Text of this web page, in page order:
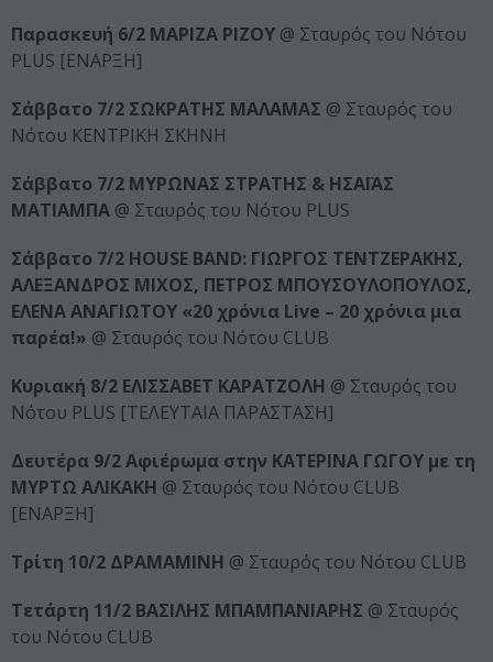
Παρασκευή 6/2 ΜΑΡΙΖΑ ΡΙΖΟΥ @ Σταυρός του Νότου
PLUS [ΕΝΑΡΞΗ]
Σάββατο 7/2 ΣΩΚΡΑΤΗΣ ΜΑΛΑΜΑΣ @ Σταυρός του
Νότου ΚΕΝΤΡΙΚΗ ΣΚΗΝΗ
Σάββατο 7/2 ΜΥΡΩΝΑΣ ΣΤΡΑΤΗΣ & ΗΣΑΪΑΣ
ΜΑΤΙΑΜΠΑ @ Σταυρός του Νότου PLUS
Σάββατο 7/2 HOUSE BAND: ΓΙΩΡΓΟΣ ΤΕΝΤΖΕΡΑΚΗΣ,
ΑΛΕΞΑΝΔΡΟΣ ΜΙΧΟΣ, ΠΕΤΡΟΣ ΜΠΟΥΣΟΥΛΟΠΟΥΛΟΣ,
ΕΛΕΝΑ ΑΝΑΓΙΩΤΟΥ «20 χρόνια Live – 20 χρόνια μια
παρέα!» @ Σταυρός του Νότου CLUB
Κυριακή 8/2 ΕΛΙΣΣΑΒΕΤ ΚΑΡΑΤΖΟΛΗ @ Σταυρός του
Νότου PLUS [ΤΕΛΕΥΤΑΙΑ ΠΑΡΑΣΤΑΣΗ]
Δευτέρα 9/2 Αφιέρωμα στην ΚΑΤΕΡΙΝΑ ΓΩΓΟΥ με τη
ΜΥΡΤΩ ΑΛΙΚΑΚΗ @ Σταυρός του Νότου CLUB
[ΕΝΑΡΞΗ]
Τρίτη 10/2 ΔΡΑΜΑΜΙΝΗ @ Σταυρός του Νότου CLUB
Τετάρτη 11/2 ΒΑΣΙΛΗΣ ΜΠΑΜΠΑΝΙΑΡΗΣ @ Σταυρός
του Νότου CLUB